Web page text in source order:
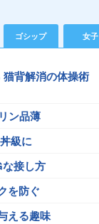
ゴシップ 女子
背解消の体操術
ン品薄
級に
接し方
を防ぐ
える趣味